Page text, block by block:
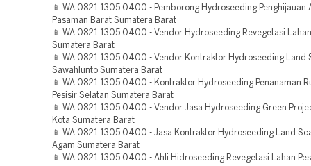
📱 WA 0821 1305 0400 - Pemborong Hydroseeding Penghijauan
Pasaman Barat Sumatera Barat
📱 WA 0821 1305 0400 - Vendor Hydroseeding Revegetasi
Sumatera Barat
📱 WA 0821 1305 0400 - Vendor Kontraktor Hydroseeding Land
Sawahlunto Sumatera Barat
📱 WA 0821 1305 0400 - Kontraktor Hydroseeding Penanaman
Pesisir Selatan Sumatera Barat
📱 WA 0821 1305 0400 - Vendor Jasa Hydroseeding Green
Kota Sumatera Barat
📱 WA 0821 1305 0400 - Jasa Kontraktor Hydroseeding Land
Agam Sumatera Barat
📱 WA 0821 1305 0400 - Ahli Hidroseeding Revegetasi Lahan